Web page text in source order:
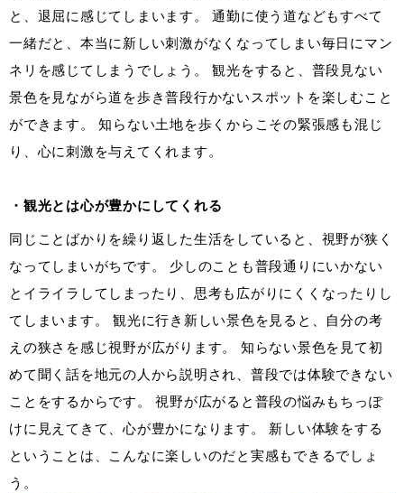
と、退屈に感じてしまいます。 通勤に使う道などもすべて
一緒だと、本当に新しい刺激がなくなってしまい毎日にマン
ネリを感じてしまうでしょう。 観光をすると、普段見ない
景色を見ながら道を歩き普段行かないスポットを楽しむこと
ができます。 知らない土地を歩くからこその緊張感も混じ
り、心に刺激を与えてくれます。
・観光とは心が豊かにしてくれる
同じことばかりを繰り返した生活をしていると、視野が狭く
なってしまいがちです。 少しのことも普段通りにいかない
とイライラしてしまったり、思考も広がりにくくなったりし
てしまいます。 観光に行き新しい景色を見ると、自分の考
えの狭さを感じ視野が広がります。 知らない景色を見て初
めて聞く話を地元の人から説明され、普段では体験できない
ことをするからです。 視野が広がると普段の悩みもちっぽ
けに見えてきて、心が豊かになります。 新しい体験をする
ということは、こんなに楽しいのだと実感もできるでしょ
う。